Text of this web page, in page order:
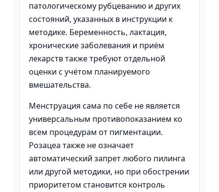
патологическому рубцеванию и других
состояний, указанных в инструкции к
методике. Беременность, лактация,
хронические заболевания и приём
лекарств также требуют отдельной
оценки с учётом планируемого
вмешательства.
Менструация сама по себе не является
универсальным противопоказанием ко
всем процедурам от пигментации.
Розацеа также не означает
автоматический запрет любого пилинга
или другой методики, но при обострении
приоритетом становится контроль